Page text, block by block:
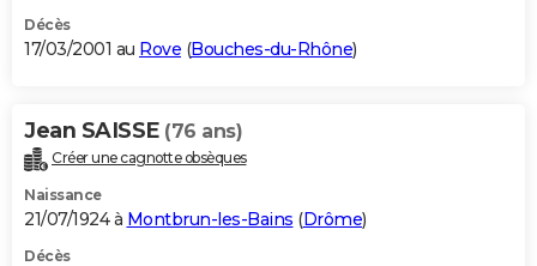
Décès
17/03/2001 au Rove (Bouches-du-Rhône)
Jean SAISSE (76 ans)
Créer une cagnotte obsèques
Naissance
21/07/1924 à Montbrun-les-Bains (Drôme)
Décès